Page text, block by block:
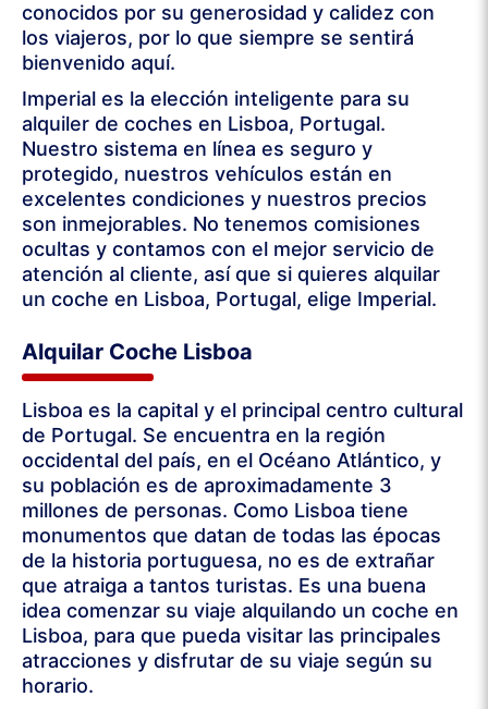
conocidos por su generosidad y calidez con
los viajeros, por lo que siempre se sentirá
bienvenido aquí.
Imperial es la elección inteligente para su
alquiler de coches en Lisboa, Portugal.
Nuestro sistema en línea es seguro y
protegido, nuestros vehículos están en
excelentes condiciones y nuestros precios
son inmejorables. No tenemos comisiones
ocultas y contamos con el mejor servicio de
atención al cliente, así que si quieres alquilar
un coche en Lisboa, Portugal, elige Imperial.
Alquilar Coche Lisboa
Lisboa es la capital y el principal centro cultural
de Portugal. Se encuentra en la región
occidental del país, en el Océano Atlántico, y
su población es de aproximadamente 3
millones de personas. Como Lisboa tiene
monumentos que datan de todas las épocas
de la historia portuguesa, no es de extrañar
que atraiga a tantos turistas. Es una buena
idea comenzar su viaje alquilando un coche en
Lisboa, para que pueda visitar las principales
atracciones y disfrutar de su viaje según su
horario.